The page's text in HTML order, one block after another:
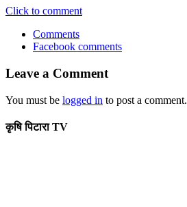
Click to comment
Comments
Facebook comments
Leave a Comment
You must be logged in to post a comment.
कृषि पिटारा TV